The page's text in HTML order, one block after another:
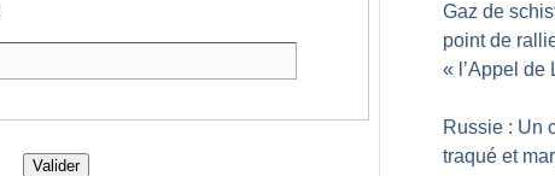
Valider
Gaz de
point de
« l’Appel de
Russie : Un
traqué et